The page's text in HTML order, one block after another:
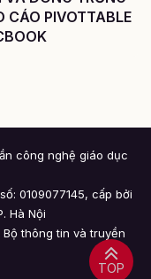
CÁO PIVOTTABLE
TOP
công nghệ giáo dục
0109077145, cấp bởi
Hà Nội
thông tin và truyền